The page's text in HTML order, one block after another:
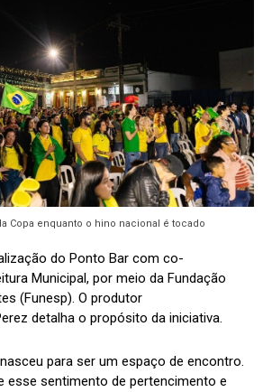
Copa enquanto o hino nacional é tocado
do Ponto Bar com co-
Municipal, por meio da Fundação
(Funesp). O produtor
detalha o propósito da iniciativa.
para ser um espaço de encontro.
esse sentimento de pertencimento e